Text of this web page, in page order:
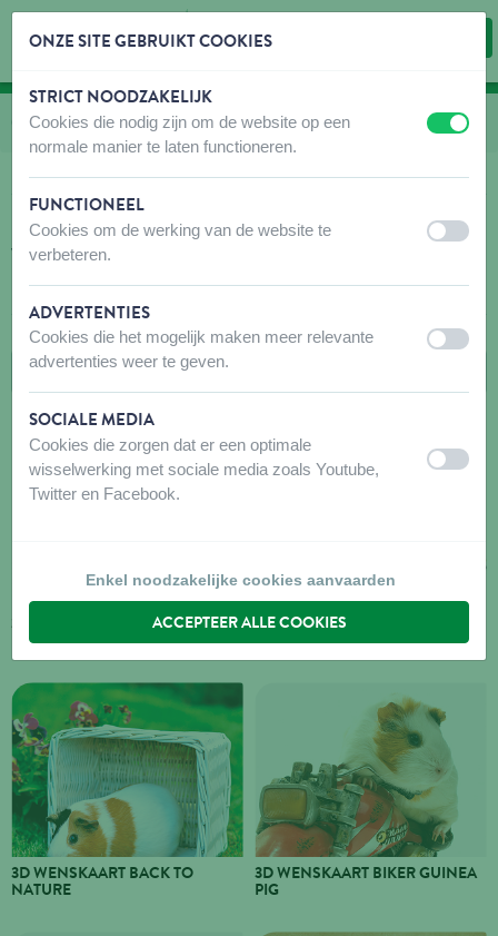
Inhoud overslaan
Taalkeuze overslaan
U bevindt zich hier:
van
Catalogus naar
Onze merken naar
VADIGRAN
VADIGRAN
3D WENSKAART 6 DOGS FAMILY 3D WENSKAART ANIMALS
WORKING
3D WENSKAART BACK TO
NATURE
3D WENSKAART BIKER GUINEA
PIG
ONZE SITE GEBRUIKT COOKIES
STRICT NOODZAKELIJK
Cookies die nodig zijn om de website op een
normale manier te laten functioneren.
uit aan
FUNCTIONEEL
Cookies om de werking van de website te
verbeteren.
uit aan
ADVERTENTIES
Cookies die het mogelijk maken meer relevante
advertenties weer te geven.
uit aan
SOCIALE MEDIA
Cookies die zorgen dat er een optimale
wisselwerking met sociale media zoals Youtube,
Twitter en Facebook.
uit aan
Enkel noodzakelijke cookies aanvaarden
ACCEPTEER ALLE COOKIES